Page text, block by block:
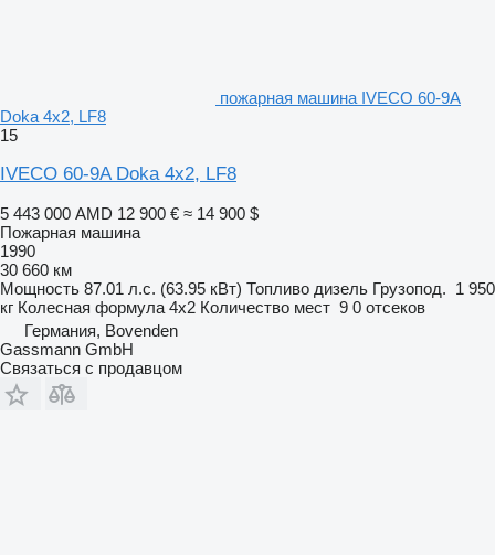
пожарная машина IVECO 60-9A
Doka 4x2, LF8
15
IVECO 60-9A Doka 4x2, LF8
5 443 000 AMD 12 900 € ≈ 14 900 $
Пожарная машина
1990
30 660 км
Мощность 87.01 л.с. (63.95 кВт) Топливо дизель Грузопод. 1 950
кг Колесная формула 4x2 Количество мест 9 0 отсеков
Германия, Bovenden
Gassmann GmbH
Связаться с продавцом